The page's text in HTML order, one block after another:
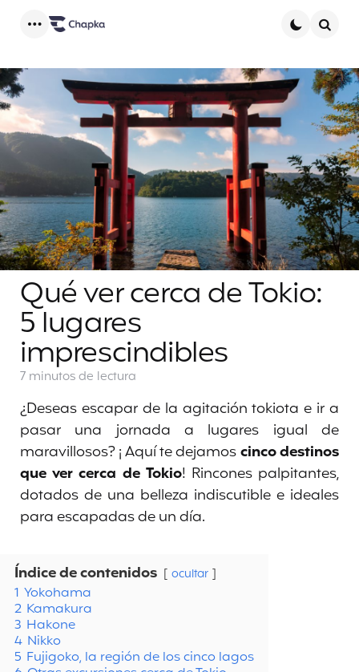
Qué ver cerca de Tokio:
5 lugares
imprescindibles
7 minutosde lectura
¿Deseas escapar de la agitación tokiota e ir a
pasar una jornada a lugares igual de
maravillosos? ¡ Aquí te dejamoscinco destinos
que ver cerca de Tokio! Rincones palpitantes,
dotados de una belleza indiscutible e ideales
para escapadas de un día.
Índice de contenidos ocultar
1 Yokohama
2 Kamakura
3 Hakone
4 Nikko
5 Fujigoko, la región de los cinco lagos